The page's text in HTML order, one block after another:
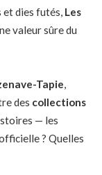
et dies futés, Les
valeur sûre du
Tapie,
des collections
— les
? Quelles